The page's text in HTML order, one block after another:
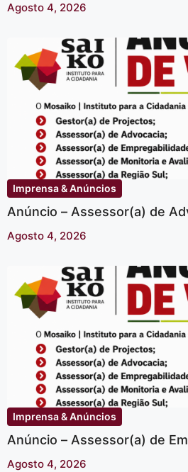
Agosto 4, 2026
Imprensa & Anúncios
Anúncio – Assessor(a) de
Agosto 4, 2026
Imprensa & Anúncios
Anúncio – Assessor(a) de
Agosto 4, 2026